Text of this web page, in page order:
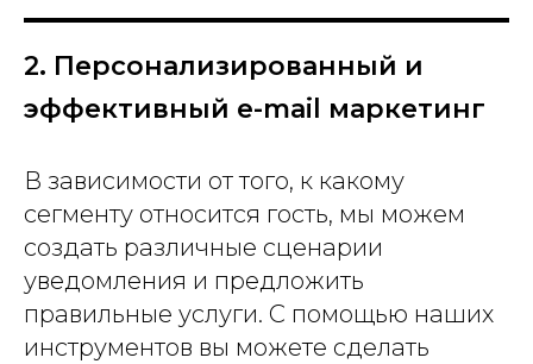
2. Персонализированный и
эффективный e-mail маркетинг
В зависимости от того, к какому
сегменту относится гость, мы можем
создать различные сценарии
уведомления и предложить
правильные услуги. С помощью наших
инструментов вы можете сделать